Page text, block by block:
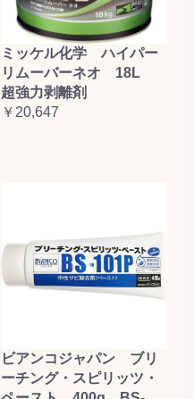
ミッケル化学 ハイパー
リムーバーネオ 18L
超強力剥離剤
￥20,647
ビアンコジャパン ブリ
ーチング・スピリッツ・